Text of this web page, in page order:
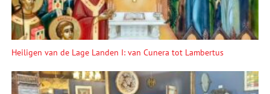
Heiligen van de Lage Landen I: van Cunera tot Lambertus